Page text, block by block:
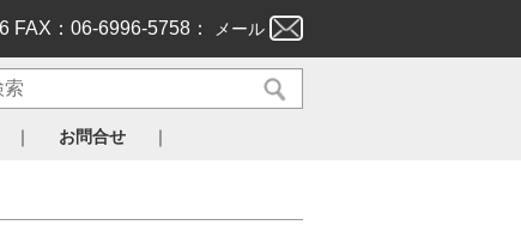
FAX：06-6996-5758： メール
｜ お問合せ ｜